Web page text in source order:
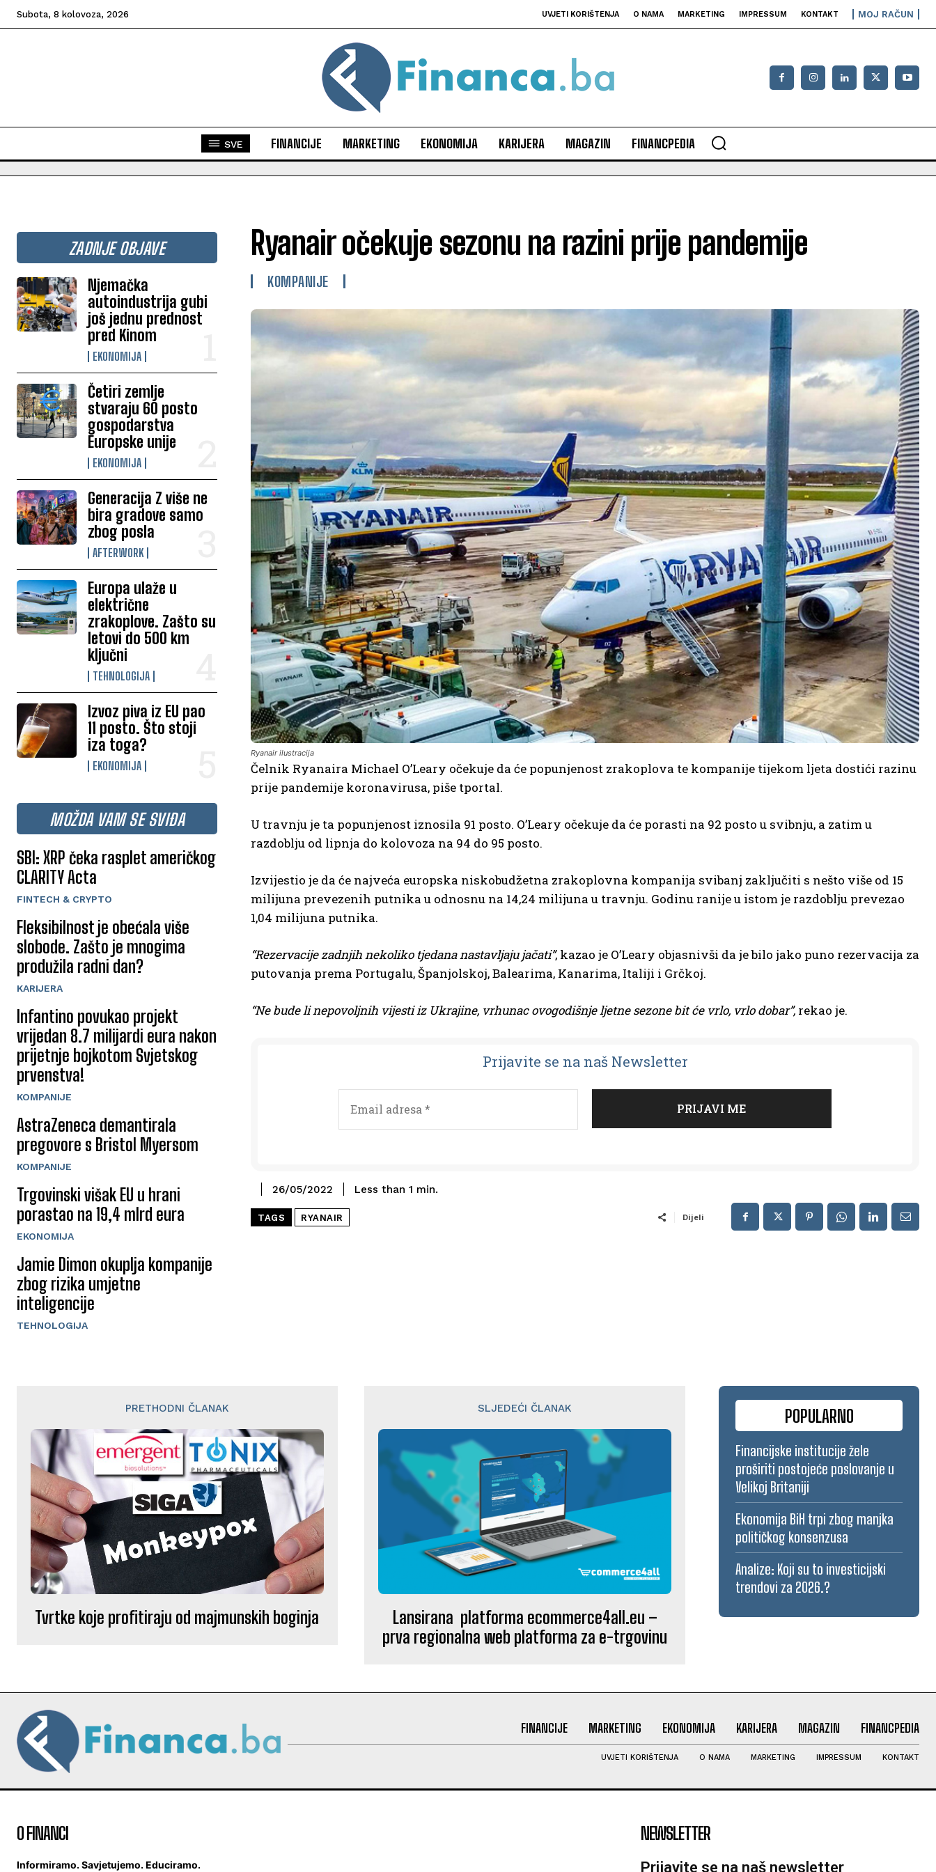
Subota, 8 kolovoza, 2026 UVJETI KORIŠTENJA O NAMA MARKETING IMPRESSUM KONTAKT MOJ RAČUN
SVE FINANCIJE MARKETING EKONOMIJA KARIJERA MAGAZIN FINANCPEDIA
ZADNJE OBJAVE
Njemačka
autoindustrija gubi
još jednu prednost
pred Kinom
EKONOMIJA
Četiri zemlje
stvaraju 60 posto
gospodarstva
Europske unije
EKONOMIJA
Generacija Z više ne
bira gradove samo
zbog posla
AFTERWORK
Europa ulaže u
električne
zrakoplove. Zašto su
letovi do 500 km
ključni
TEHNOLOGIJA
Izvoz piva iz EU pao
11 posto. Što stoji
iza toga?
EKONOMIJA
MOŽDA VAM SE SVIĐA
SBI: XRP čeka rasplet američkog
CLARITY Acta
FINTECH & CRYPTO
Fleksibilnost je obećala više
slobode. Zašto je mnogima
produžila radni dan?
KARIJERA
Infantino povukao projekt
vrijedan 8.7 milijardi eura nakon
prijetnje bojkotom Svjetskog
prvenstva!
KOMPANIJE
AstraZeneca demantirala
pregovore s Bristol Myersom
KOMPANIJE
Trgovinski višak EU u hrani
porastao na 19,4 mlrd eura
EKONOMIJA
Jamie Dimon okuplja kompanije
zbog rizika umjetne
inteligencije
TEHNOLOGIJA
Ryanair očekuje sezonu na razini prije pandemije
KOMPANIJE
Ryanair ilustracija
Čelnik Ryanaira Michael O’Leary očekuje da će popunjenost zrakoplova te kompanije tijekom ljeta dostići razinu
prije pandemije koronavirusa, piše tportal.
U travnju je ta popunjenost iznosila 91 posto. O’Leary očekuje da će porasti na 92 posto u svibnju, a zatim u
razdoblju od lipnja do kolovoza na 94 do 95 posto.
Izvijestio je da će najveća europska niskobudžetna zrakoplovna kompanija svibanj zaključiti s nešto više od 15
milijuna prevezenih putnika u odnosnu na 14,24 milijuna u travnju. Godinu ranije u istom je razdoblju prevezao
1,04 milijuna putnika.
“Rezervacije zadnjih nekoliko tjedana nastavljaju jačati”, kazao je O’Leary objasnivši da je bilo jako puno rezervacija za
putovanja prema Portugalu, Španjolskoj, Balearima, Kanarima, Italiji i Grčkoj.
“Ne bude li nepovoljnih vijesti iz Ukrajine, vrhunac ovogodišnje ljetne sezone bit će vrlo, vrlo dobar”, rekao je.
Prijavite se na naš Newsletter
26/05/2022 Less than 1 min.
TAGS RYANAIR Dijeli
PRETHODNI ČLANAK
Tvrtke koje profitiraju od majmunskih boginja
SLJEDEĆI ČLANAK
Lansirana platforma ecommerce4all.eu –
prva regionalna web platforma za e-trgovinu
POPULARNO
Financijske institucije žele
proširiti postojeće poslovanje u
Velikoj Britaniji
Ekonomija BiH trpi zbog manjka
političkog konsenzusa
Analize: Koji su to investicijski
trendovi za 2026.?
FINANCIJE MARKETING EKONOMIJA KARIJERA MAGAZIN FINANCPEDIA
UVJETI KORIŠTENJA O NAMA MARKETING IMPRESSUM KONTAKT
O FINANCI
Informiramo. Savjetujemo. Educiramo.
NEWSLETTER
Prijavite se na naš newsletter